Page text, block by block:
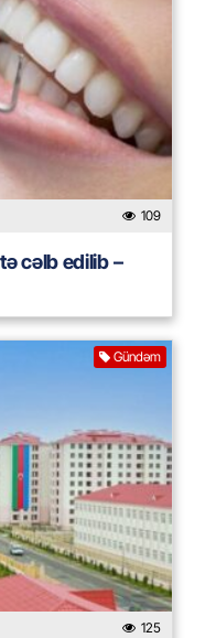
109
cəlb edilib –
Gündəm
125